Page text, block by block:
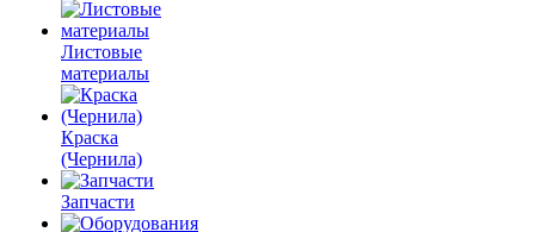
Листовые
материалы
Краска
(Чернила)
Запчасти